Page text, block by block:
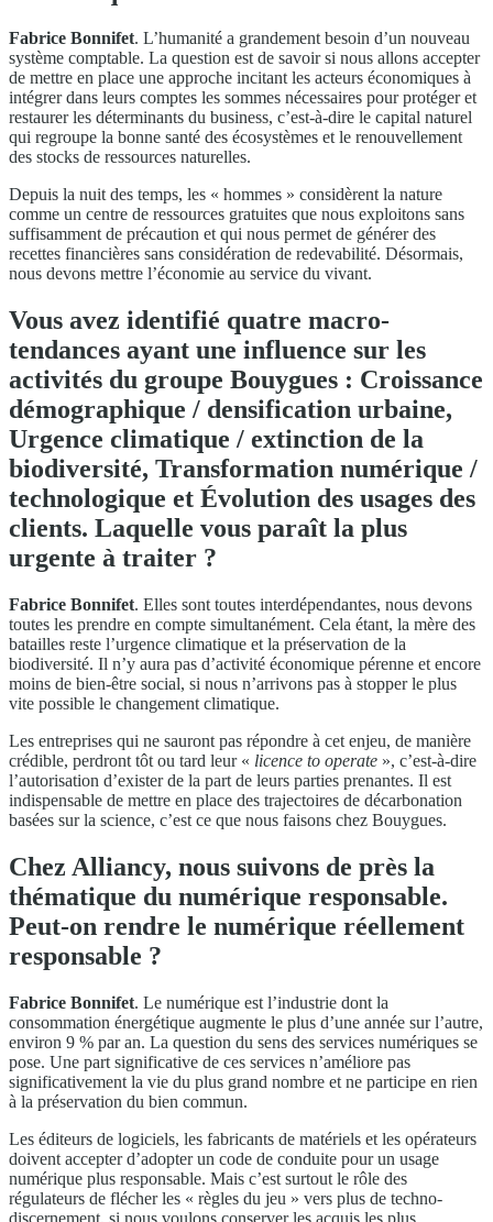
Fabrice Bonnifet. L’humanité a grandement besoin d’un nouveau
système comptable. La question est de savoir si nous allons accepter
de mettre en place une approche incitant les acteurs économiques à
intégrer dans leurs comptes les sommes nécessaires pour protéger et
restaurer les déterminants du business, c’est-à-dire le capital naturel
qui regroupe la bonne santé des écosystèmes et le renouvellement
des stocks de ressources naturelles.
Depuis la nuit des temps, les « hommes » considèrent la nature
comme un centre de ressources gratuites que nous exploitons sans
suffisamment de précaution et qui nous permet de générer des
recettes financières sans considération de redevabilité. Désormais,
nous devons mettre l’économie au service du vivant.
Vous avez identifié quatre macro-
tendances ayant une influence sur les
activités du groupe Bouygues : Croissance
démographique / densification urbaine,
Urgence climatique / extinction de la
biodiversité, Transformation numérique /
technologique et Évolution des usages des
clients. Laquelle vous paraît la plus
urgente à traiter ?
Fabrice Bonnifet. Elles sont toutes interdépendantes, nous devons
toutes les prendre en compte simultanément. Cela étant, la mère des
batailles reste l’urgence climatique et la préservation de la
biodiversité. Il n’y aura pas d’activité économique pérenne et encore
moins de bien-être social, si nous n’arrivons pas à stopper le plus
vite possible le changement climatique.
Les entreprises qui ne sauront pas répondre à cet enjeu, de manière
crédible, perdront tôt ou tard leur « licence to operate », c’est-à-dire
l’autorisation d’exister de la part de leurs parties prenantes. Il est
indispensable de mettre en place des trajectoires de décarbonation
basées sur la science, c’est ce que nous faisons chez Bouygues.
Chez Alliancy, nous suivons de près la
thématique du numérique responsable.
Peut-on rendre le numérique réellement
responsable ?
Fabrice Bonnifet. Le numérique est l’industrie dont la
consommation énergétique augmente le plus d’une année sur l’autre,
environ 9 % par an. La question du sens des services numériques se
pose. Une part significative de ces services n’améliore pas
significativement la vie du plus grand nombre et ne participe en rien
à la préservation du bien commun.
Les éditeurs de logiciels, les fabricants de matériels et les opérateurs
doivent accepter d’adopter un code de conduite pour un usage
numérique plus responsable. Mais c’est surtout le rôle des
régulateurs de flécher les « règles du jeu » vers plus de techno-
discernement, si nous voulons conserver les acquis les plus